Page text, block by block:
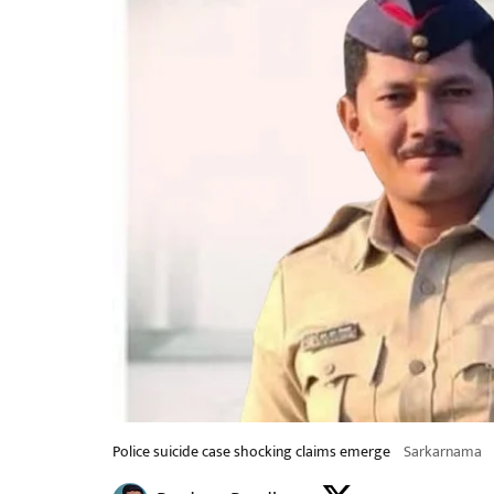
Police suicide case shocking claims emerge Sarkarnama